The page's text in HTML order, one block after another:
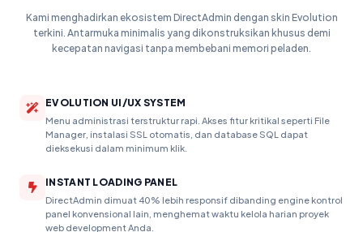
Kami menghadirkan ekosistem DirectAdmin dengan skin Evolution
terkini. Antarmuka minimalis yang dikonstruksikan khusus demi
kecepatan navigasi tanpa membebani memori peladen.
EVOLUTION UI/UX SYSTEM
Menu administrasi terstruktur rapi. Akses fitur kritikal seperti File
Manager, instalasi SSL otomatis, dan database SQL dapat
dieksekusi dalam minimum klik.
INSTANT LOADING PANEL
DirectAdmin dimuat 40% lebih responsif dibanding engine kontrol
panel konvensional lain, menghemat waktu kelola harian proyek
web development Anda.